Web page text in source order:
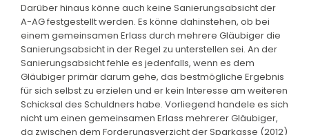
Darüber hinaus könne auch keine Sanierungsabsicht der
A-AG festgestellt werden. Es könne dahinstehen, ob bei
einem gemeinsamen Erlass durch mehrere Gläubiger die
Sanierungsabsicht in der Regel zu unterstellen sei. An der
Sanierungsabsicht fehle es jedenfalls, wenn es dem
Gläubiger primär darum gehe, das bestmögliche Ergebnis
für sich selbst zu erzielen und er kein Interesse am weiteren
Schicksal des Schuldners habe. Vorliegend handele es sich
nicht um einen gemeinsamen Erlass mehrerer Gläubiger,
da zwischen dem Forderungsverzicht der Sparkasse (2012)